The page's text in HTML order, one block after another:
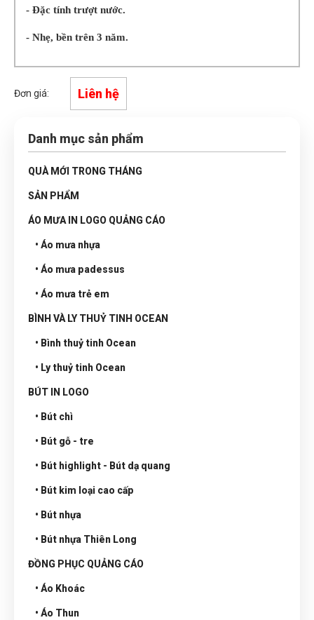
- Đặc tính trượt nước.
- Nhẹ, bền trên 3 năm.
Đơn giá: Liên hệ
Danh mục sản phẩm
QUÀ MỚI TRONG THÁNG
SẢN PHẨM
ÁO MƯA IN LOGO QUẢNG CÁO
• Áo mưa nhựa
• Áo mưa padessus
• Áo mưa trẻ em
BÌNH VÀ LY THUỶ TINH OCEAN
• Bình thuỷ tinh Ocean
• Ly thuỷ tinh Ocean
BÚT IN LOGO
• Bút chì
• Bút gỗ - tre
• Bút highlight - Bút dạ quang
• Bút kim loại cao cấp
• Bút nhựa
• Bút nhựa Thiên Long
ĐỒNG PHỤC QUẢNG CÁO
• Áo Khoác
• Áo Thun